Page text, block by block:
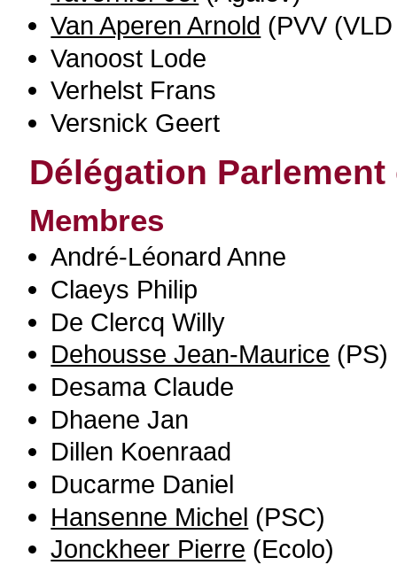
Van Aperen Arnold (PVV
Vanoost Lode
Verhelst Frans
Versnick Geert
Délégation Parlement
Membres
André-Léonard Anne
Claeys Philip
De Clercq Willy
Dehousse Jean-Maurice (PS)
Desama Claude
Dhaene Jan
Dillen Koenraad
Ducarme Daniel
Hansenne Michel (PSC)
Jonckheer Pierre (Ecolo)